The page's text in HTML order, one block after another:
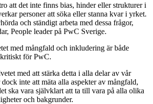
att det inte finns bias, hinder eller strukturer i
personer att söka eller stanna kvar i yrket.
och ständigt arbeta med dessa frågor,
People leader på PwC Sverige.
med mångfald och inkludering är både
för PwC.
med att stärka detta i alla delar av vår
inte att mäta alla aspekter av mångfald,
ska vara självklart att ta till vara på alla olika
och bakgrunder.